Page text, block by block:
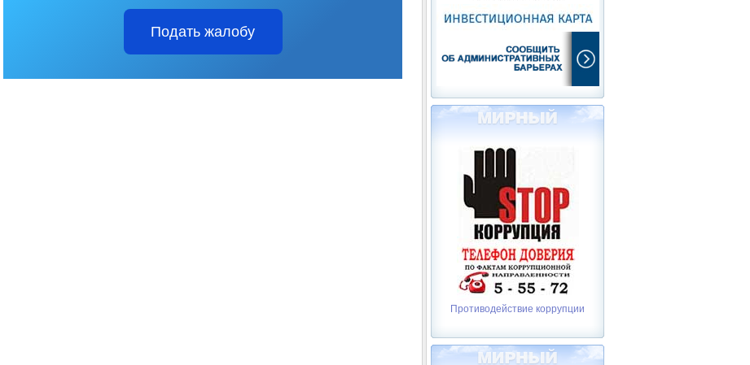
Подать жалобу
Противодействие коррупции